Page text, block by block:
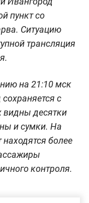
пункт со
Ситуацию
трансляция
на 21:10 мск
с
видны десятки
и сумки. На
более
контроля.